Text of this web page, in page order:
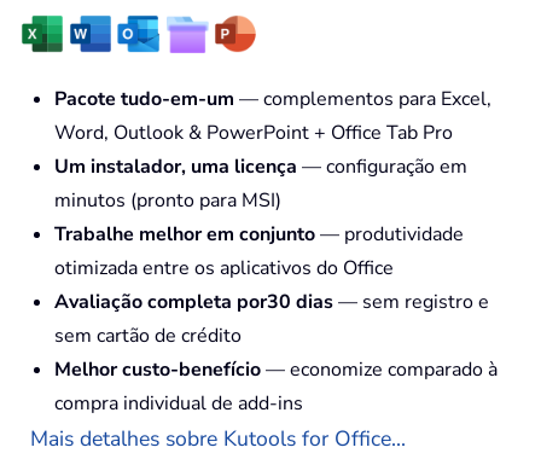
Pacote tudo-em-um — complementos para Excel,
Word, Outlook & PowerPoint + Office Tab Pro
Um instalador, uma licença — configuração em
minutos (pronto para MSI)
Trabalhe melhor em conjunto— produtividade
otimizada entre os aplicativos do Office
Avaliação completa por30 dias— sem registro e
sem cartão de crédito
Melhor custo-benefício— economize comparado à
compra individual de add-ins
Mais detalhes sobre Kutools for Office...